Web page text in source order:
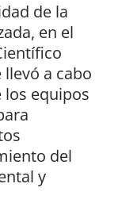
de la
en el
a cabo
equipos
del
y